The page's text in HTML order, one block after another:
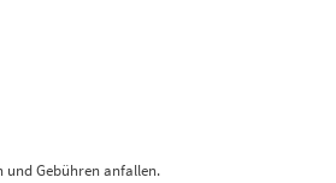
und Gebühren anfallen.